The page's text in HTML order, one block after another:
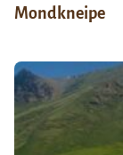
Mondkneipe